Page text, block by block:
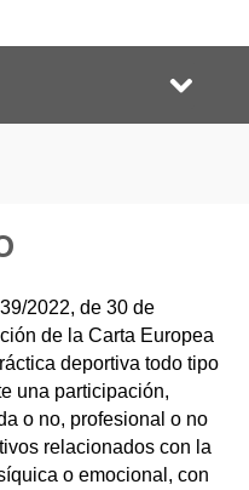
2022, de 30 de
de la Carta Europea
deportiva todo tipo
una participación,
o no, profesional o no
relacionados con la
o emocional, con